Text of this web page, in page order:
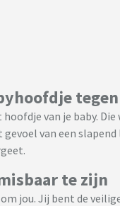
van je baby.
gevoel van een
te zijn
jou. Jij bent de